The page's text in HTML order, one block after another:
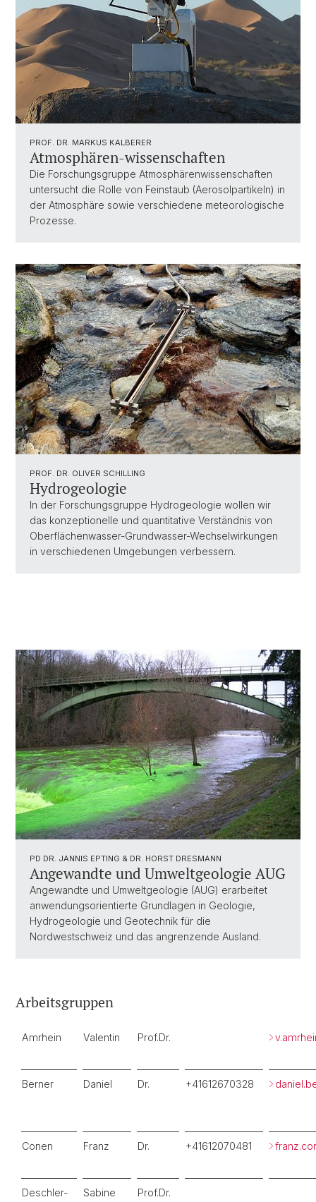
PROF. DR. MARKUS KALBERER
Atmosphären-wissenschaften
Die Forschungsgruppe Atmosphärenwissenschaften
untersucht die Rolle von Feinstaub (Aerosolpartikeln) in
der Atmosphäre sowie verschiedene meteorologische
Prozesse.
PROF. DR. OLIVER SCHILLING
Hydrogeologie
In der Forschungsgruppe Hydrogeologie wollen wir
das konzeptionelle und quantitative Verständnis von
Oberflächenwasser-Grundwasser-Wechselwirkungen
in verschiedenen Umgebungen verbessern.
PD DR. JANNIS EPTING & DR. HORST DRESMANN
Angewandte und Umweltgeologie AUG
Angewandte und Umweltgeologie (AUG) erarbeitet
anwendungsorientierte Grundlagen in Geologie,
Hydrogeologie und Geotechnik für die
Nordwestschweiz und das angrenzende Ausland.
Arbeitsgruppen
Amrhein Valentin Prof.Dr.
Berner Daniel Dr. +41612670328
Conen Franz Dr. +41612070481
Deschler-
Sabine Prof.Dr.